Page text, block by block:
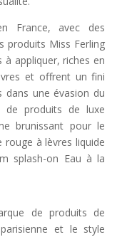
France, avec des
produits Miss Ferling
appliquer, riches en
et offrent un fini
dans une évasion du
de produits de luxe
brunissant pour le
à lèvres liquide
splash-on Eau à la
de produits de
et le style